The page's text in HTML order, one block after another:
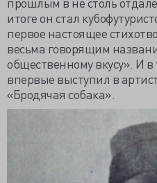
итоге он стал
первое настоящее
весьма говорящим
общественному вкусу». И
впервые выступил в
«Бродячая собака».